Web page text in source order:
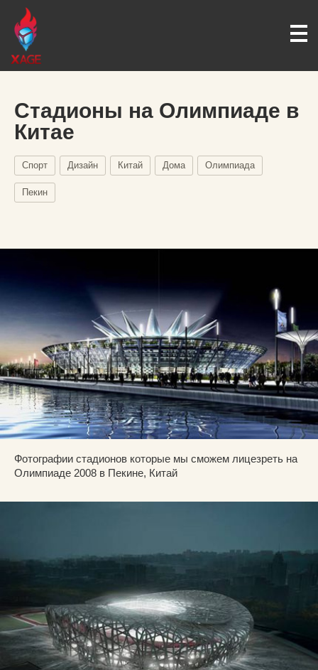
Стадионы на Олимпиаде в
Китае
Спорт Дизайн Китай Дома Олимпиада
Пекин
Фотографии стадионов которые мы сможем лицезреть на
Олимпиаде 2008 в Пекине, Китай